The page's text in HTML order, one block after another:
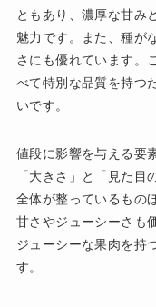
ともあり、濃厚な甘み
魅力です。また、種が
さにも優れています。
べて特別な品質を持つ
いです。
値段に影響を与える要
「大きさ」と「見た
全体が整っているもの
甘さやジューシーさも
ジューシーな果肉を持
す。